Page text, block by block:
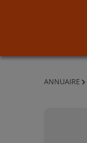
ANNUAIRE